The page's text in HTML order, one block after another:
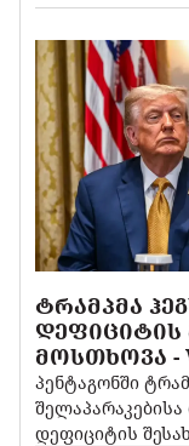
ᲢᲠᲐᲛᲞᲛᲐ
ᲓᲔᲤᲘᲪᲘᲢᲘᲡ
ᲛᲝᲡᲗᲮᲝᲕᲐ -
პენტაგონში
დეფიციტის